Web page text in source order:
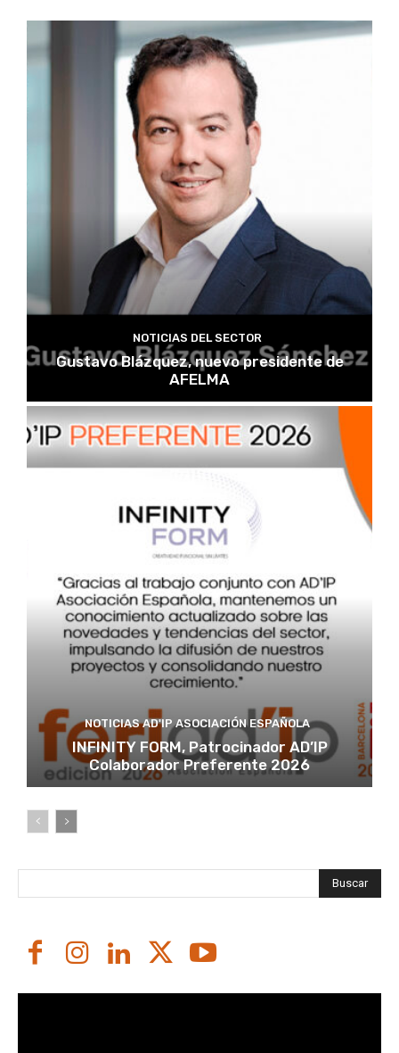
NOTICIAS DEL SECTOR
Gustavo Blázquez, nuevo presidente de
AFELMA
NOTICIAS AD'IP ASOCIACIÓN ESPAÑOLA
INFINITY FORM, Patrocinador AD’IP
Colaborador Preferente 2026
Buscar